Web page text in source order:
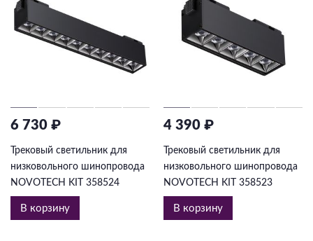
6 730 ₽
Трековый светильник для
низковольного шинопровода
NOVOTECH KIT 358524
В корзину
4 390 ₽
Трековый светильник для
низковольного шинопровода
NOVOTECH KIT 358523
В корзину